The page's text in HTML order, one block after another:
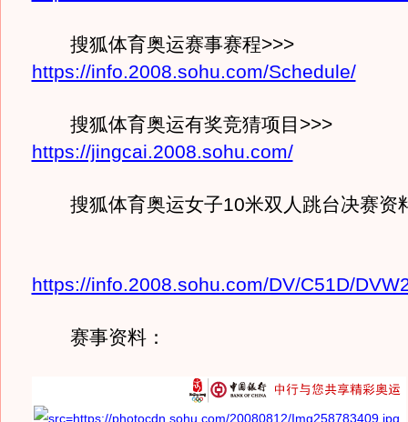
搜狐体育奥运赛事赛程>>>
https://info.2008.sohu.com/Schedule/
搜狐体育奥运有奖竞猜项目>>>
https://jingcai.2008.sohu.com/
搜狐体育奥运女子10米双人跳台决赛资
https://info.2008.sohu.com/DV/C51D/
赛事资料：